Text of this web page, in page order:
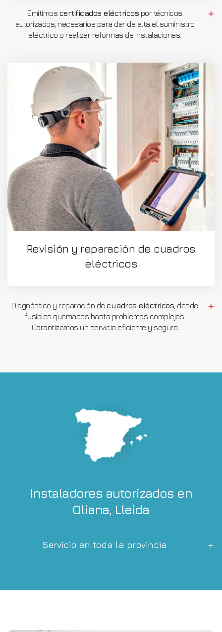
Emitimos certificados eléctricos por técnicos
autorizados, necesarios para dar de alta el suministro
eléctrico o realizar reformas de instalaciones.
Revisión y reparación de cuadros
eléctricos
Diagnóstico y reparación decuadros eléctricos , desde
fusibles quemados hasta problemas complejos.
Garantizamos un servicio eficiente y seguro.
Instaladores autorizados en
Oliana, Lleida
Servicio en toda la provincia